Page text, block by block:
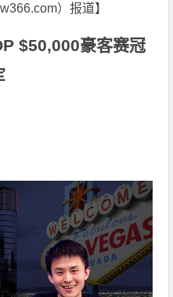
）报道】
$50,000豪客赛冠